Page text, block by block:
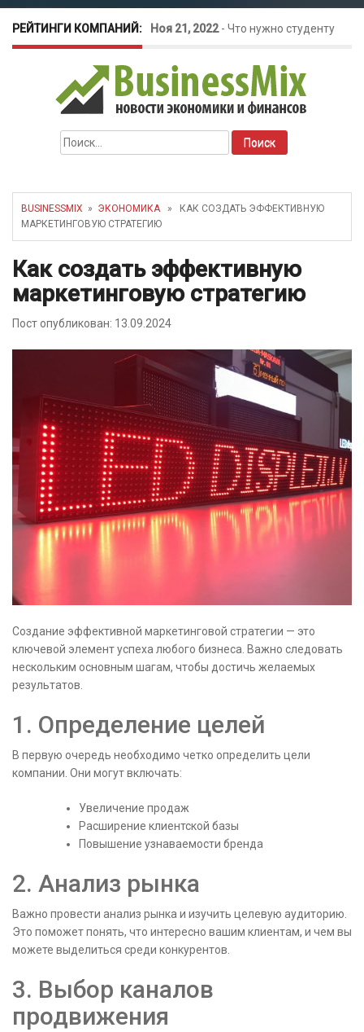
РЕЙТИНГИ КОМПАНИЙ: Ноя 21, 2022- Что нужно студенту
для открытия бизнеса?
Окт 26, 2022-Телефония для
amoCRM: лучшие инструменты для
бизнеса
как защитить свой бизнес?
Найти:
BUSINESSMIX » ЭКОНОМИКА» КАК СОЗДАТЬ ЭФФЕКТИВНУЮ
МАРКЕТИНГОВУЮ СТРАТЕГИЮ
Как создать эффективную
маркетинговую стратегию
Пост опубликован: 13.09.2024
Создание эффективной маркетинговой стратегии — это
ключевой элемент успеха любого бизнеса. Важно следовать
нескольким основным шагам, чтобы достичь желаемых
результатов.
1. Определение целей
В первую очередь необходимо четко определить цели
компании. Они могут включать:
Увеличение продаж
Расширение клиентской базы
Повышение узнаваемости бренда
2. Анализ рынка
Важно провести анализ рынка и изучить целевую аудиторию.
Это поможет понять, что интересно вашим клиентам, и чем вы
можете выделиться среди конкурентов.
3. Выбор каналов
продвижения